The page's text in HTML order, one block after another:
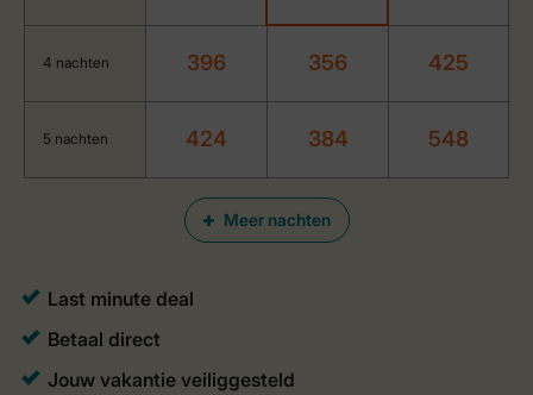
Meer nachten
4 nachten 396 356 425
5 nachten 424 384 548